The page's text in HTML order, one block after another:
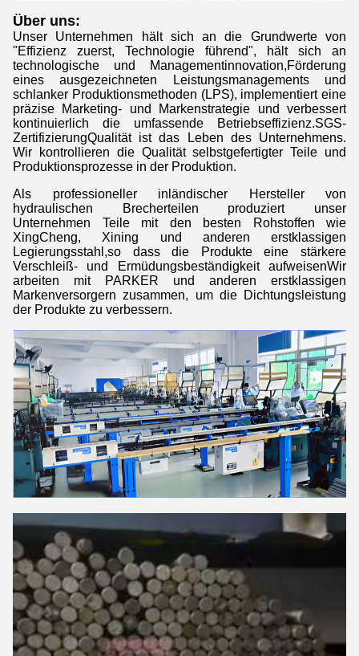
Über uns:
Unser Unternehmen hält sich an die Grundwerte von
"Effizienz zuerst, Technologie führend", hält sich an
technologische und Managementinnovation,Förderung
eines ausgezeichneten Leistungsmanagements und
schlanker Produktionsmethoden (LPS), implementiert eine
präzise Marketing- und Markenstrategie und verbessert
kontinuierlich die umfassende Betriebseffizienz.SGS-
ZertifizierungQualität ist das Leben des Unternehmens.
Wir kontrollieren die Qualität selbstgefertigter Teile und
Produktionsprozesse in der Produktion.
Als professioneller inländischer Hersteller von
hydraulischen Brecherteilen produziert unser
Unternehmen Teile mit den besten Rohstoffen wie
XingCheng, Xining und anderen erstklassigen
Legierungsstahl,so dass die Produkte eine stärkere
Verschleiß- und Ermüdungsbeständigkeit aufweisenWir
arbeiten mit PARKER und anderen erstklassigen
Markenversorgern zusammen, um die Dichtungsleistung
der Produkte zu verbessern.